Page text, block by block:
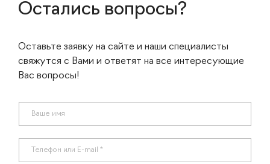
Остались вопросы?
Оставьте заявку на сайте и наши специалисты
свяжутся с Вами и ответят на все интересующие
Вас вопросы!